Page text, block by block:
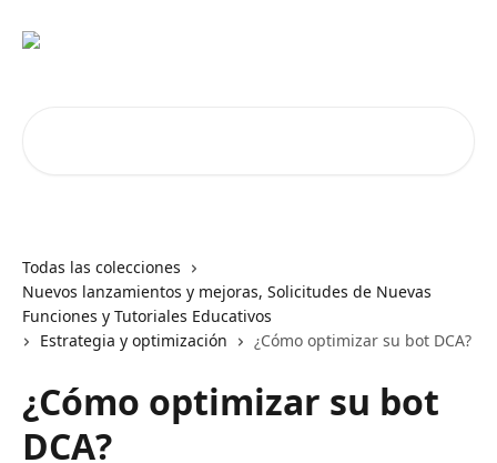
Todas las colecciones
Nuevos lanzamientos y mejoras, Solicitudes de Nuevas
Funciones y Tutoriales Educativos
Estrategia y optimización
¿Cómo optimizar su bot DCA?
¿Cómo optimizar su bot
DCA?